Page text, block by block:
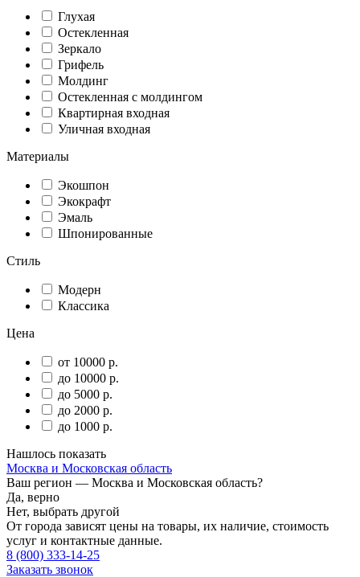
Глухая
Остекленная
Зеркало
Грифель
Молдинг
Остекленная с молдингом
Квартирная входная
Уличная входная
Материалы
Экошпон
Экокрафт
Эмаль
Шпонированные
Стиль
Модерн
Классика
Цена
от 10000 р.
до 10000 р.
до 5000 р.
до 2000 р.
до 1000 р.
Нашлось показать
Москва и Московская область
Ваш регион — Москва и Московская область?
Да, верно
Нет, выбрать другой
От города зависят цены на товары, их наличие, стоимость
услуг и контактные данные.
8 (800) 333-14-25
Заказать звонок